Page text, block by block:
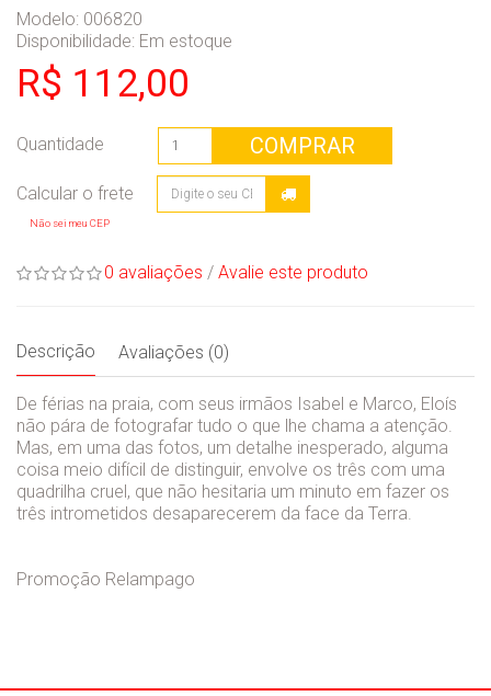
Modelo: 006820
Disponibilidade: Em estoque
R$ 112,00
Quantidade COMPRAR
Não sei meu CEP
0 avaliações / Avalie este produto
Descrição Avaliações (0)
De férias na praia, com seus irmãos Isabel e Marco, Eloís
não pára de fotografar tudo o que lhe chama a atenção.
Mas, em uma das fotos, um detalhe inesperado, alguma
coisa meio difícil de distinguir, envolve os três com uma
quadrilha cruel, que não hesitaria um minuto em fazer os
três intrometidos desaparecerem da face da Terra.
Promoção Relampago